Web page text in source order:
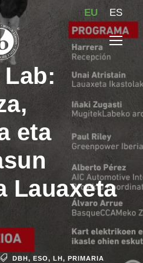
EU ES
Lab:
eta
Lauaxeta
DBH, ESO, LH, PRIMARIA